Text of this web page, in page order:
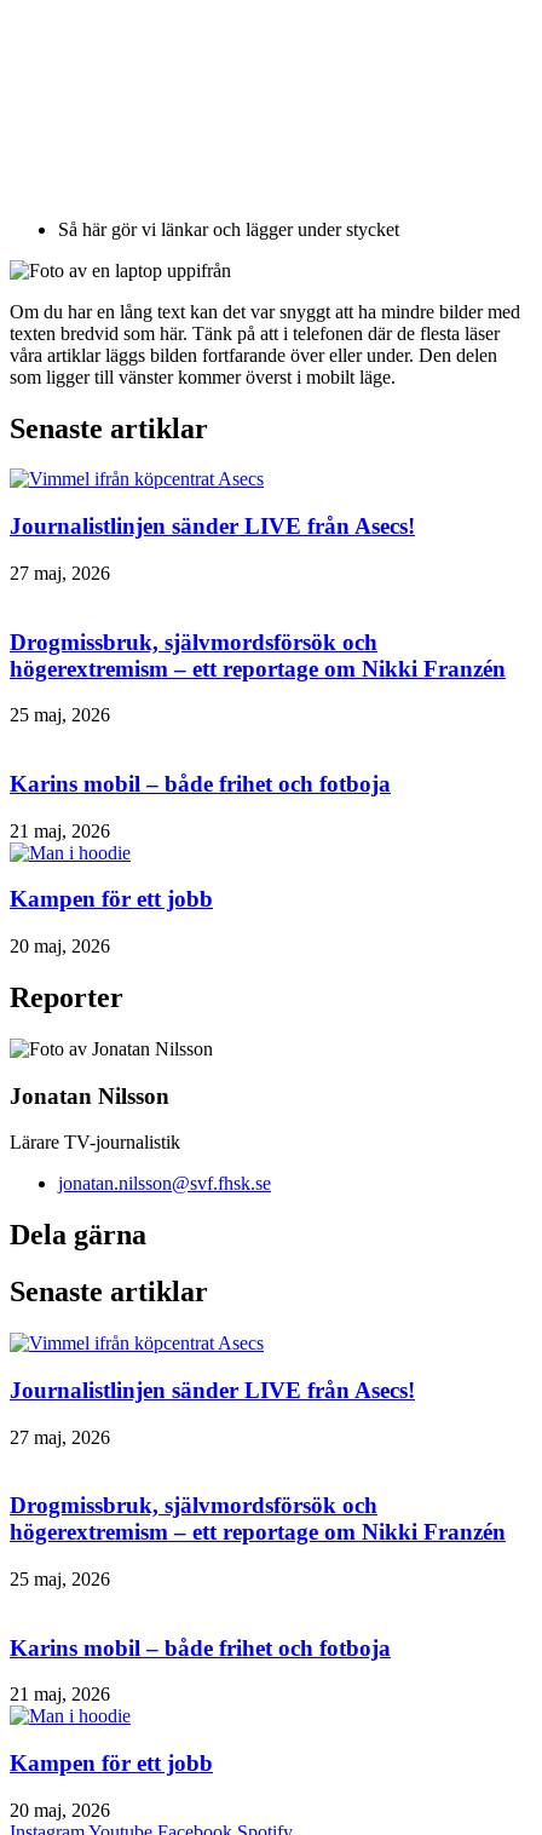
Så här gör vi länkar och lägger under stycket
Om du har en lång text kan det var snyggt att ha mindre bilder med
texten bredvid som här. Tänk på att i telefonen där de flesta läser
våra artiklar läggs bilden fortfarande över eller under. Den delen
som ligger till vänster kommer överst i mobilt läge.
Senaste artiklar
Journalistlinjen sänder LIVE från Asecs!
27 maj, 2026
Drogmissbruk, självmordsförsök och
högerextremism – ett reportage om Nikki Franzén
25 maj, 2026
Karins mobil – både frihet och fotboja
21 maj, 2026
Kampen för ett jobb
20 maj, 2026
Reporter
Jonatan Nilsson
Lärare TV-journalistik
jonatan.nilsson@svf.fhsk.se
Dela gärna
Senaste artiklar
Journalistlinjen sänder LIVE från Asecs!
27 maj, 2026
Drogmissbruk, självmordsförsök och
högerextremism – ett reportage om Nikki Franzén
25 maj, 2026
Karins mobil – både frihet och fotboja
21 maj, 2026
Kampen för ett jobb
20 maj, 2026